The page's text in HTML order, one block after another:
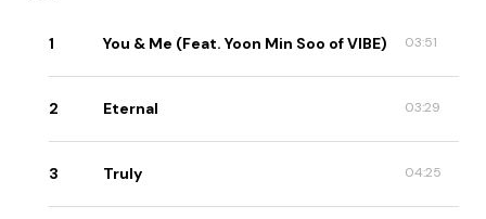
1 You & Me (Feat. Yoon Min Soo of VIBE) 03:51
2 Eternal 03:29
3 Truly 04:25